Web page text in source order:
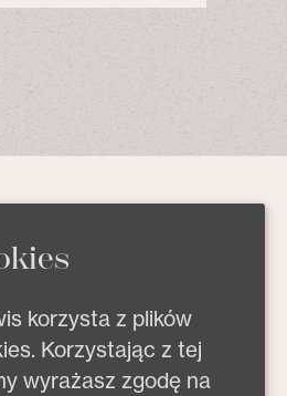
korzysta z plików
Korzystając z tej
wyrażasz zgodę na